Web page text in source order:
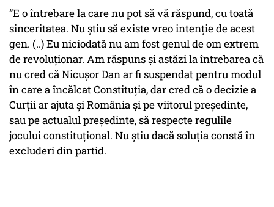
”E o întrebare la care nu pot să vă răspund, cu toată
sinceritatea. Nu ştiu să existe vreo intenţie de acest
gen. (..) Eu niciodată nu am fost genul de om extrem
de revoluţionar. Am răspuns şi astăzi la întrebarea că
nu cred că Nicuşor Dan ar fi suspendat pentru modul
în care a încălcat Constituţia, dar cred că o decizie a
Curţii ar ajuta şi România şi pe viitorul preşedinte,
sau pe actualul preşedinte, să respecte regulile
jocului constituţional. Nu ştiu dacă soluţia constă în
excluderi din partid.